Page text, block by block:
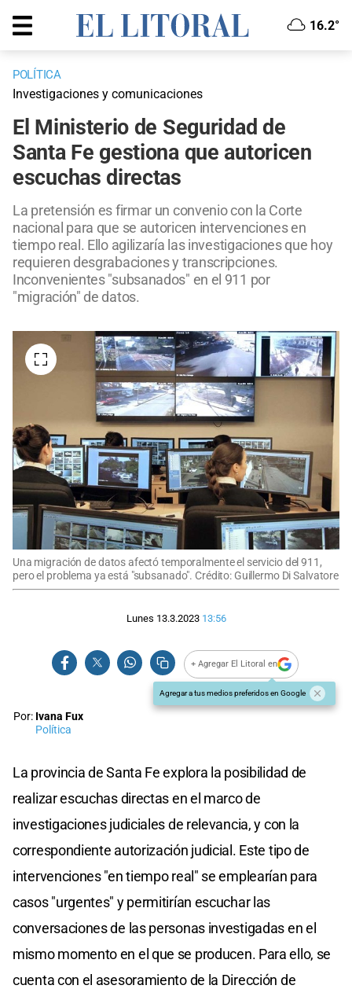
16.2°
POLÍTICA
Investigaciones y comunicaciones
El Ministerio de Seguridad de
Santa Fe gestiona que autoricen
escuchas directas
La pretensión es firmar un convenio con la Corte
nacional para que se autoricen intervenciones en
tiempo real. Ello agilizaría las investigaciones que hoy
requieren desgrabaciones y transcripciones.
Inconvenientes "subsanados" en el 911 por
"migración" de datos.
Una migración de datos afectó temporalmente el servicio del 911,
pero el problema ya está "subsanado". Crédito: Guillermo Di Salvatore
Lunes 13.3.2023 13:56
+ Agregar El Litoral en
Agregar a tus medios preferidos en Google
Por: Ivana Fux
Política
La provincia de Santa Fe explora la posibilidad de
realizar escuchas directas en el marco de
investigaciones judiciales de relevancia, y con la
correspondiente autorización judicial. Este tipo de
intervenciones "en tiempo real" se emplearían para
casos "urgentes" y permitirían escuchar las
conversaciones de las personas investigadas en el
mismo momento en el que se producen. Para ello, se
cuenta con el asesoramiento de la Dirección de